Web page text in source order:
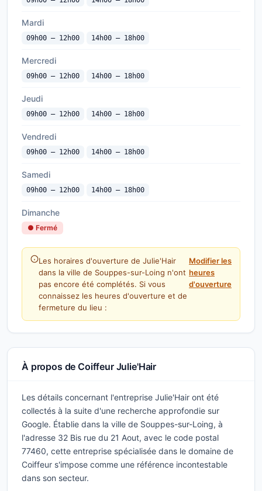
Mardi
09h00 — 12h00 14h00 — 18h00
Mercredi
09h00 — 12h00 14h00 — 18h00
Jeudi
09h00 — 12h00 14h00 — 18h00
Vendredi
09h00 — 12h00 14h00 — 18h00
Samedi
09h00 — 12h00 14h00 — 18h00
Dimanche
● Fermé
Les horaires d'ouverture de Julie'Hair
dans la ville de Souppes-sur-Loing n'ont
pas encore été complétés. Si vous
connaissez les heures d'ouverture et de
fermeture du lieu :
Modifier les
heures
d'ouverture
À propos de Coiffeur Julie'Hair
Les détails concernant l'entreprise Julie'Hair ont été
collectés à la suite d'une recherche approfondie sur
Google. Établie dans la ville de Souppes-sur-Loing, à
l'adresse 32 Bis rue du 21 Aout, avec le code postal
77460, cette entreprise spécialisée dans le domaine de
Coiffeur s'impose comme une référence incontestable
dans son secteur.